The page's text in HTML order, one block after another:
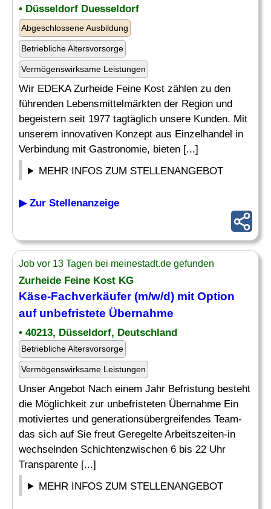
• Düsseldorf Duesseldorf
Abgeschlossene Ausbildung
Betriebliche Altersvorsorge
Vermögenswirksame Leistungen
Wir EDEKA Zurheide Feine Kost zählen zu den
führenden Lebensmittelmärkten der Region und
begeistern seit 1977 tagtäglich unsere Kunden. Mit
unserem innovativen Konzept aus Einzelhandel in
Verbindung mit Gastronomie, bieten [...]
MEHR INFOS ZUM STELLENANGEBOT
▶ Zur Stellenanzeige
Job vor 13 Tagen bei meinestadt.de gefunden
Zurheide Feine Kost KG
Käse-Fachverkäufer (m/w/d) mit Option
auf unbefristete Übernahme
• 40213, Düsseldorf, Deutschland
Betriebliche Altersvorsorge
Vermögenswirksame Leistungen
Unser Angebot Nach einem Jahr Befristung besteht
die Möglichkeit zur unbefristeten Übernahme Ein
motiviertes und generationsübergreifendes Team-
das sich auf Sie freut Geregelte Arbeitszeiten-in
wechselnden Schichtenzwischen 6 bis 22 Uhr
Transparente [...]
MEHR INFOS ZUM STELLENANGEBOT